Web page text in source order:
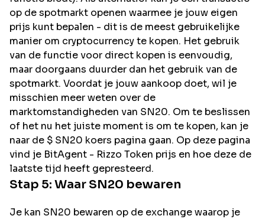
op de spotmarkt openen waarmee je jouw eigen
prijs kunt bepalen - dit is de meest gebruikelijke
manier om cryptocurrency te kopen. Het gebruik
van de functie voor direct kopen is eenvoudig,
maar doorgaans duurder dan het gebruik van de
spotmarkt. Voordat je jouw aankoop doet, wil je
misschien meer weten over de
marktomstandigheden van SN20. Om te beslissen
of het nu het juiste moment is om te kopen, kan je
naar de $ SN20 koers pagina gaan. Op deze pagina
vind je BitAgent - Rizzo Token prijs en hoe deze de
laatste tijd heeft gepresteerd.
Stap 5: Waar SN20 bewaren
Je kan SN20 bewaren op de exchange waarop je